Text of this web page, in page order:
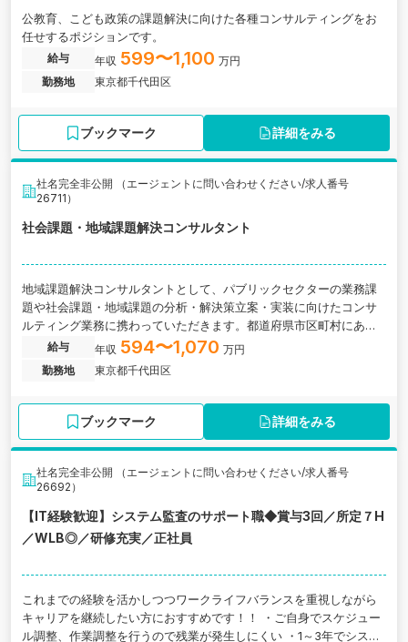
公教育、こども政策の課題解決に向けた各種コンサルティングをお
任せするポジションです。
給与 年収 599〜1,100 万円
勤務地
東京都千代田区
ブックマーク 詳細をみる
社名完全非公開 （エージェントに問い合わせください/求人番号
26711）
社会課題・地域課題解決コンサルタント
地域課題解決コンサルタントとして、パブリックセクターの業務課
題や社会課題・地域課題の分析・解決策立案・実装に向けたコンサ
ルティング業務に携わっていただきます。都道府県市区町村にある
監査法人の求人です。
給与 年収 594〜1,070 万円
勤務地
東京都千代田区
ブックマーク 詳細をみる
社名完全非公開 （エージェントに問い合わせください/求人番号
26692）
【IT経験歓迎】システム監査のサポート職◆賞与3回／所定７H
／WLB◎／研修充実／正社員
これまでの経験を活かしつつワークライフバランスを重視しながら
キャリアを継続したい方におすすめです！！ ・ご自身でスケジュー
ル調整、作業調整を行うので残業が発生しにくい ・1～3年でシステ